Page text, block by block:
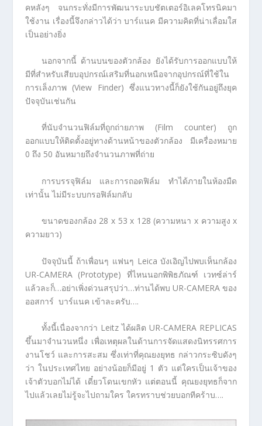
คหลังๆ จนกระทั่งมีการพัฒนาระบบชัตเตอร์อิเลคโทรนิคมา
ใช้งาน เรื่องนี้จึงกล่าวได้ว่า บาร์แนค มีความคิดที่น่าเลื่อมใส
เป็นอย่างยิ่ง
นอกจากนี้ ด้านบนของตัวกล้อง ยังได้รับการออกแบบให้
มีที่สำหรับเสียบอุปกรณ์เสริมที่นอกเหนือจากอุปกรณ์ที่ใช้ใน
การเล็งภาพ (View Finder) ซึ่งแนวทางนี้ก็ยังใช้กันอยู่ถึงยุค
ปัจจุบันเช่นกัน
ที่นับจำนวนฟิล์มที่ถูกถ่ายภาพ (Film counter) ถูก
ออกแบบให้ติดตั้งอยู่ทางด้านหน้าของตัวกล้อง มีเครื่องหมาย
0 ถึง 50 อันหมายถึงจำนวนภาพที่ถ่าย
การบรรจุฟิล์ม และการถอดฟิล์ม ทำได้ภายในห้องมืด
เท่านั้น ไม่มีระบบกรอฟิล์มกลับ
ขนาดของกล้อง 28 x 53 x 128 (ความหนา x ความสูง x
ความยาว)
ปัจจุบันนี้ ถ้าเพื่อนๆ แฟนๆ Leica บังเอิญไปพบเห็นกล้อง
UR-CAMERA (Prototype) ที่ไหนนอกพิพิธภัณฑ์ เวทซ์ล่าร์
แล้วละก็…อย่าเพิ่งด่วนสรุปว่า…ท่านได้พบ UR-CAMERA ของ
ออสการ์ บาร์แนค เข้าละครับ….
ทั้งนี้เนื่องจากว่า Leitz ได้ผลิต UR-CAMERA REPLICAS
ขึ้นมาจำนวนหนึ่ง เพื่อเหตุผลในด้านการจัดแสดงนิทรรศการ
งานโชว์ และการสะสม ซึ่งเท่าที่คุณยงยุทธ กล่าวกระซิบดังๆ
ว่า ในประเทศไทย อย่างน้อยก็มีอยู่ 1 ตัว แต่ใครเป็นเจ้าของ
เจ้าตัวบอกไม่ได้ เดี๋ยวโดนเขกหัว แต่ตอนนี้ คุณยงยุทธก็จาก
ไปแล้วเลยไม่รู้จะไปถามใคร ใครทราบช่วยบอกทีคร้าบ….